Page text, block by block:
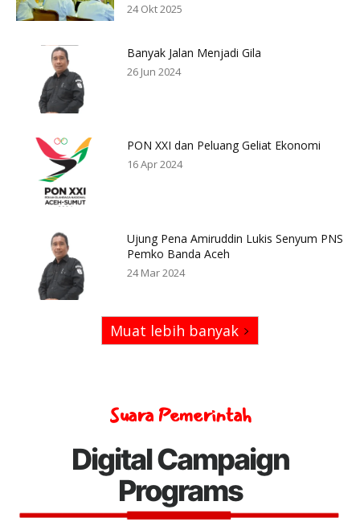
24 Okt 2025
Banyak Jalan Menjadi Gila
26 Jun 2024
PON XXI dan Peluang Geliat Ekonomi
16 Apr 2024
Ujung Pena Amiruddin Lukis Senyum PNS
Pemko Banda Aceh
24 Mar 2024
Muat lebih banyak
Suara Pemerintah
Digital Campaign
Programs